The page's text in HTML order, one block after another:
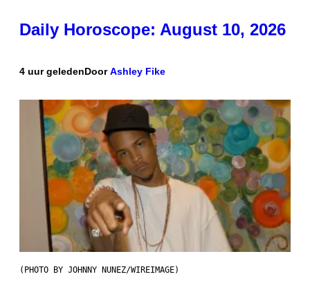
Daily Horoscope: August 10, 2026
4 uur geledenDoorAshley Fike
(PHOTO BY JOHNNY NUNEZ/WIREIMAGE)